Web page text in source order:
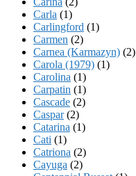
Carla (1)
Carlingford (1)
Carmen (2)
Carnea (Karmazyn) (2)
Carola (1979) (1)
Carolina (1)
Carpatin (1)
Cascade (2)
Caspar(2)
Catarina (1)
Cati (1)
Catriona (2)
Cayuga (2)